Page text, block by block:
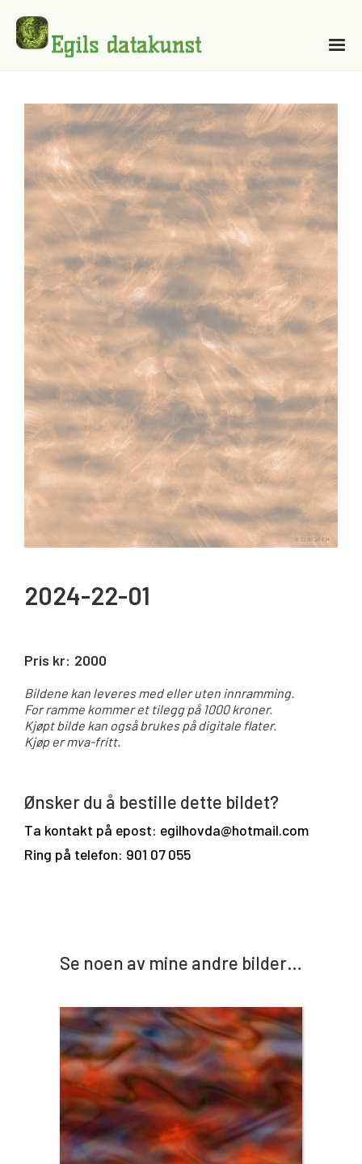
2024-22-01
Pris kr: 2000
Bildene kan leveres med eller uten innramming.
For ramme kommer et tilegg på 1000 kroner.
Kjøpt bilde kan også brukes på digitale flater.
Kjøp er mva-fritt.
Ønsker du å bestille dette bildet?
Ta kontakt på epost: egilhovda@hotmail.com
Ring på telefon: 901 07 055
Se noen av mine andre bilder…